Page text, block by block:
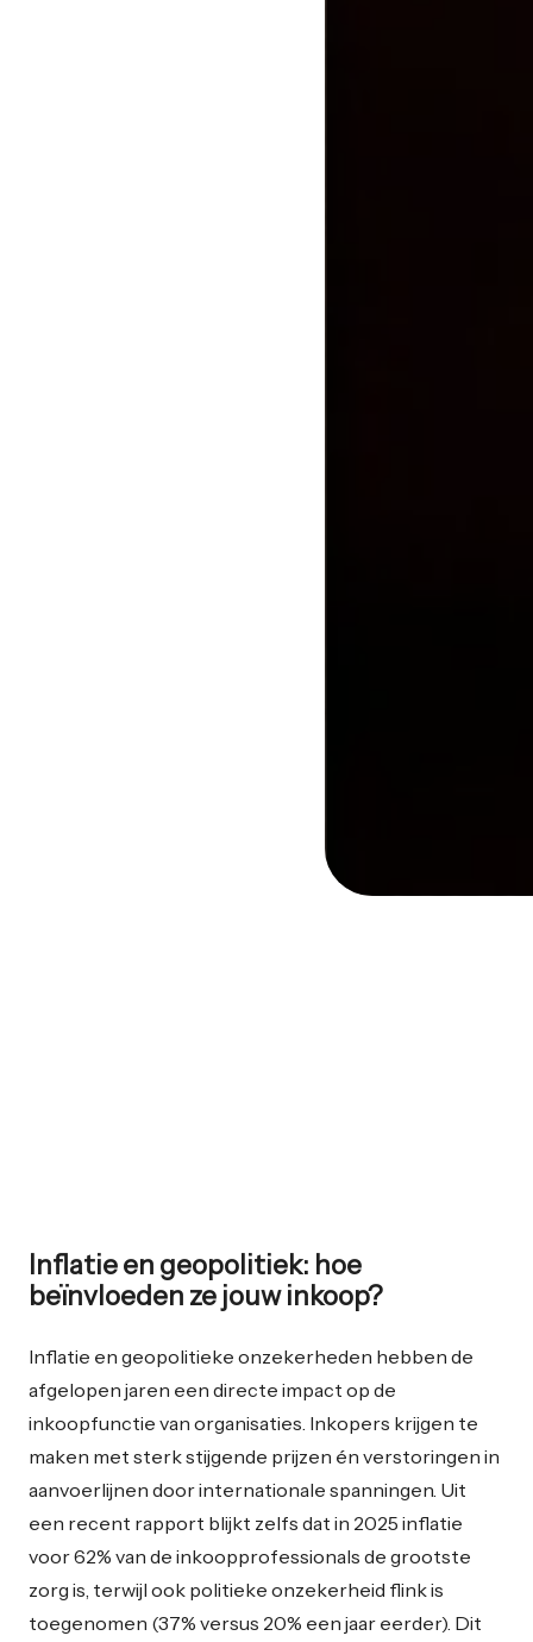
Inflatie en geopolitiek: hoe
beïnvloeden ze jouw inkoop?
Inflatie en geopolitieke onzekerheden hebben de
afgelopen jaren een directe impact op de
inkoopfunctie van organisaties. Inkopers krijgen te
maken met sterk stijgende prijzen én verstoringen in
aanvoerlijnen door internationale spanningen. Uit
een recent rapport blijkt zelfs dat in 2025 inflatie
voor 62% van de inkoopprofessionals de grootste
zorg is, terwijl ook politieke onzekerheid flink is
toegenomen (37% versus 20% een jaar eerder). Dit